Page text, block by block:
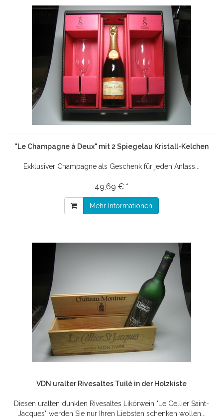
"Le Champagne à Deux" mit 2 Spiegelau Kristall-Kelchen
Exklusiver Champagne als Geschenk für jeden Anlass...
49,69 € *
Mehr Informationen
VDN uralter Rivesaltes Tuilé in der Holzkiste
Diesen uralten dunklen Rivesaltes Likörwein "Le Cellier Saint-
Jacques" werden Sie nur Ihren Liebsten schenken wollen...